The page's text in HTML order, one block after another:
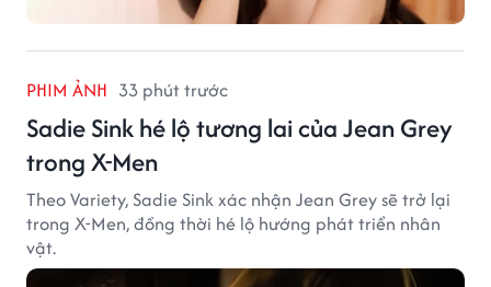
PHIM ẢNH 33 phút trước
Sadie Sink hé lộ tương lai của Jean Grey
trong X-Men
Theo Variety, Sadie Sink xác nhận Jean Grey sẽ trở lại
trong X-Men, đồng thời hé lộ hướng phát triển nhân
vật.